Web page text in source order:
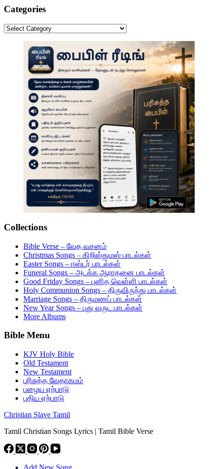
results
Categories
Categories
Collections
Bible Verse – வேத வசனம்
Christmas Songs – கிறிஸ்துமஸ் பாடல்கள்
Easter Songs – ஈஸ்டர் பாடல்கள்
Funeral Songs – அடக்க ஆராதனை பாடல்கள்
Good Friday Songs – புனித வெள்ளி பாடல்கள்
Holy Communion Songs – திருவிருந்து பாடல்கள்
Marriage Songs – திருமணப் பாடல்கள்
New Year Songs – புது வருட பாடல்கள்
More Albums
Bible Menu
KJV Holy Bible
Old Testament
New Testament
பரிசுத்த வேதாகமம்
பழைய ஏற்பாடு
புதிய ஏற்பாடு
Christian Slave Tamil
Tamil Christian Songs Lyrics | Tamil Bible Verse
Add New Song